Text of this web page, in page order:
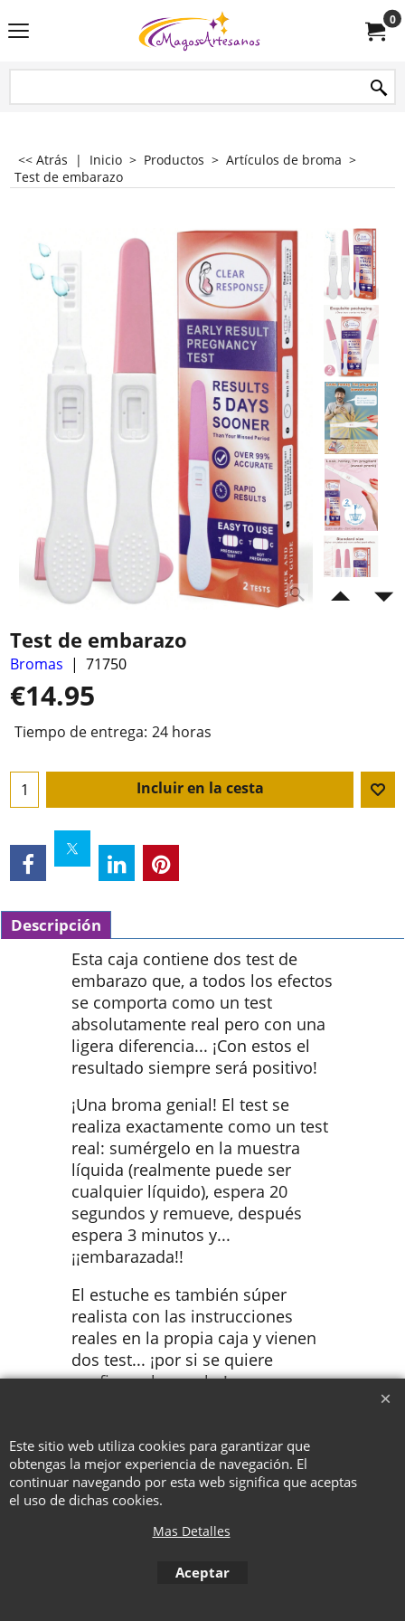
0
<< Atrás | Inicio > Productos > Artículos de broma >
Test de embarazo
Test de embarazo
Bromas 71750
€14.95
Tiempo de entrega: 24 horas
Incluir en la cesta
Descripción
Esta caja contiene dos test de
embarazo que, a todos los efectos
se comporta como un test
absolutamente real pero con una
ligera diferencia... ¡Con estos el
resultado siempre será positivo!
¡Una broma genial! El test se
realiza exactamente como un test
real: sumérgelo en la muestra
líquida (realmente puede ser
cualquier líquido), espera 20
segundos y remueve, después
espera 3 minutos y...
¡¡embarazada!!
El estuche es también súper
realista con las instrucciones
reales en la propia caja y vienen
dos test... ¡por si se quiere
confirmar la prueba!
To create online store ShopFactory eCommerce software was used.
Este sitio web utiliza cookies para garantizar que
obtengas la mejor experiencia de navegación. El
continuar navegando por esta web significa que aceptas
el uso de dichas cookies.
Mas Detalles
Aceptar